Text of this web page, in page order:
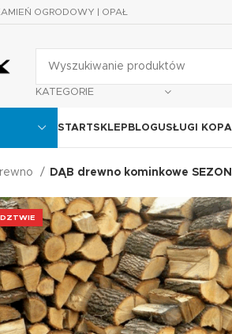
OGRODOWY | OPAŁ
KATEGORIE
STARTSKLEP BLOGUSŁUGI
DĄB drewno kominkowe